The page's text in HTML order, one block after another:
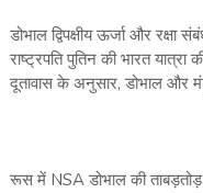
डोभाल द्विपक्षीय ऊर्जा और रक्षा
राष्ट्रपति पुतिन की भारत
दूतावास के अनुसार, डोभाल और
रूस में NSA डोभाल की